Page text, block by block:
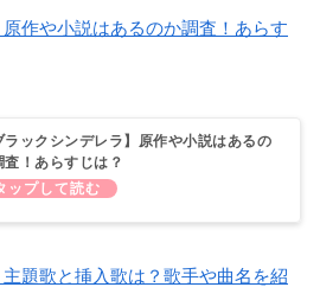
原作や小説はあるのか調査！あらす
ラックシンデレラ】原作や小説はあるの
査！あらすじは？
主題歌と挿入歌は？歌手や曲名を紹